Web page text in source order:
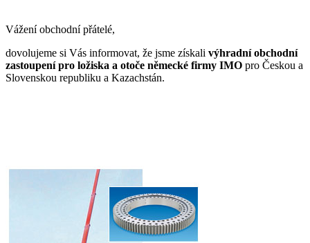
Vážení obchodní přátelé,
dovolujeme si Vás informovat, že jsme získali výhradní obchodní
zastoupení pro ložiska a otoče německé firmy IMO pro Českou a
Slovenskou republiku a Kazachstán.